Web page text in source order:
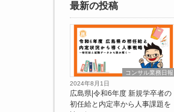
最新の投稿
コンサル業務日報
2024年8月1日
広島県|令和6年度 新規学卒者の
初任給と内定率から人事課題を